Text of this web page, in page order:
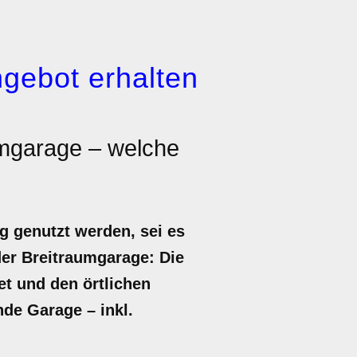
erhalten
– welche
genutzt werden, sei es
Breitraumgarage: Die
und den örtlichen
Garage – inkl.